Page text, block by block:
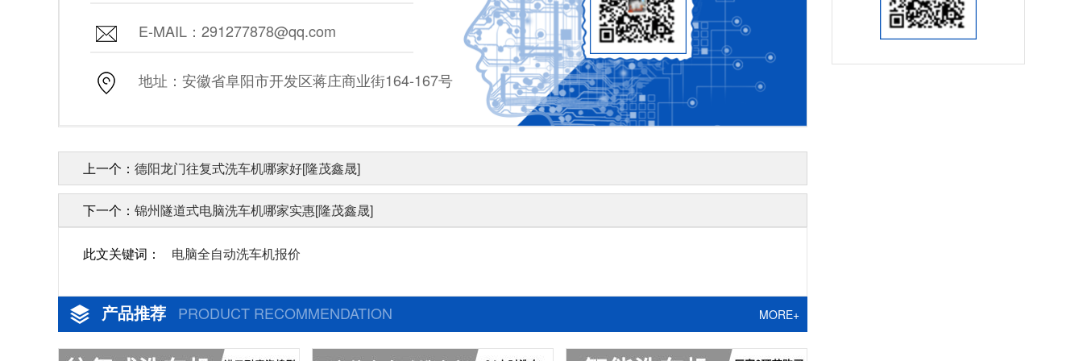
E-MAIL：291277878@qq.com
地址：安徽省阜阳市开发区蒋庄商业街164-167号
上一个： 德阳龙门往复式洗车机哪家好[隆茂鑫晟]
下一个： 锦州隧道式电脑洗车机哪家实惠[隆茂鑫晟]
此文关键词： 电脑全自动洗车机报价
产品推荐 PRODUCT RECOMMENDATION MORE+